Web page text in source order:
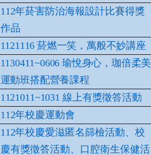
112年菸害防治海報設計比賽得獎
作品
1121116 菸燃一笑，萬般不妙講座
1130411~0606 瑜悅身心，珈倍柔美
運動班搭配營養課程
1121011~1031 線上有獎徵答活動
112年校慶運動會
112年校慶愛滋匿名篩檢活動、校
慶有獎徵答活動、口腔衛生保健活